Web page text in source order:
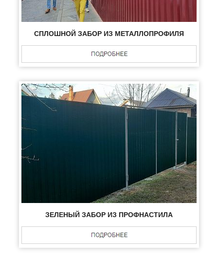
СПЛОШНОЙ ЗАБОР ИЗ МЕТАЛЛОПРОФИЛЯ
ЗЕЛЕНЫЙ ЗАБОР ИЗ ПРОФНАСТИЛА